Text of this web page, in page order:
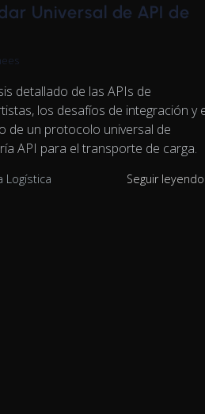
Universal de API de
detallado de las APIs de
los desafíos de integración y
de un protocolo universal de
API para el transporte de carga.
Logística Seguir